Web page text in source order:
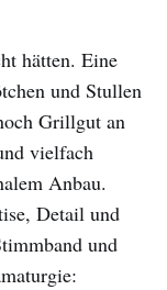
hätten. Eine
und Stullen
Grillgut an
vielfach
Anbau.
Detail und
und